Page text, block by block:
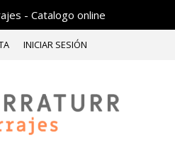
- Catalogo online
INICIAR SESIÓN